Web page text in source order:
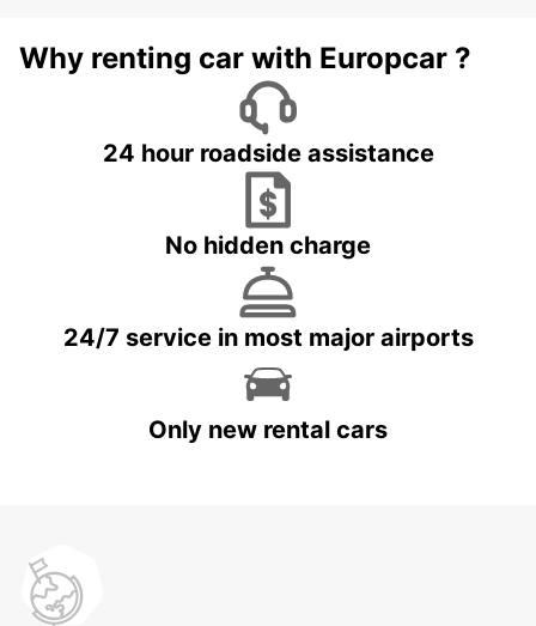
Why renting car with Europcar ?
24 hour roadside assistance
No hidden charge
24/7 service in most major airports
Only new rental cars